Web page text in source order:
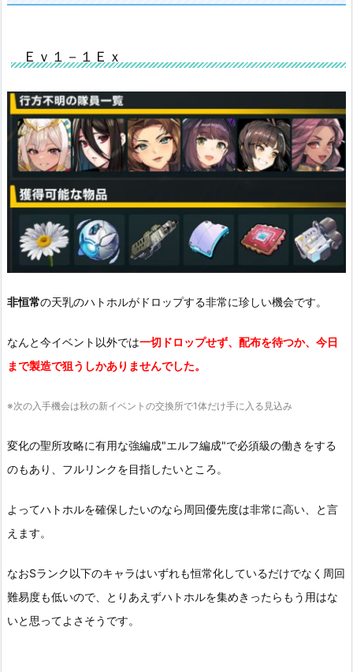
Ｅｖ１－１Ｅｘ
非恒常の天乳のハトホルがドロップする非常に珍しい機会です。
なんと今イベント以外では一切ドロップせず、 配布を待つか、今日
まで製造で狙うしかありませんでした。
※次の入手機会は秋の新イベントの交換所で1体だけ手に入る見込み
変化の聖所攻略に有用な強編成"エルフ編成"で必須級の働きをする
のもあり、フルリンクを目指したいところ。
よってハトホルを確保したいのなら周回優先度は非常に高い、と言
えます。
なおSランク以下のキャラはいずれも恒常化しているだけでなく周回
難易度も低いので、とりあえずハトホルを集めきったらもう用はな
いと思ってよさそうです。